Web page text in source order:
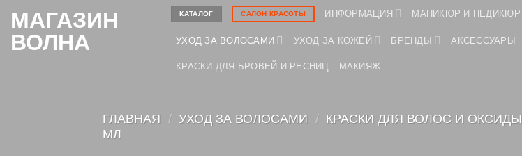
content
МАГАЗИН
ВОЛНА
КАТАЛОГ САЛОН КРАСОТЫ ИНФОРМАЦИЯ МАНИКЮР И ПЕДИКЮР
УХОД ЗА ВОЛОСАМИ УХОД ЗА КОЖЕЙ БРЕНДЫ АКСЕССУАРЫ
КРАСКИ ДЛЯ БРОВЕЙ И РЕСНИЦ МАКИЯЖ
ГЛАВНАЯ / УХОД ЗА ВОЛОСАМИ / КРАСКИ ДЛЯ ВОЛОС И ОКСИДЫ
МЛ